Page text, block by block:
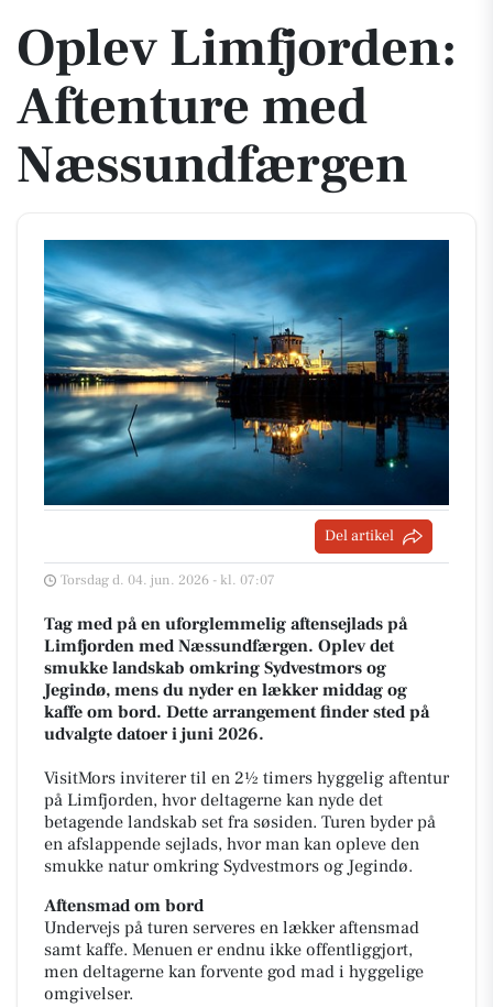
Oplev Limfjorden:
Aftenture med
Næssundfærgen
Del artikel
Torsdag d. 04. jun. 2026 - kl. 07:07
Tag med på en uforglemmelig aftensejlads på
Limfjorden med Næssundfærgen. Oplev det
smukke landskab omkring Sydvestmors og
Jegindø, mens du nyder en lækker middag og
kaffe om bord. Dette arrangement finder sted på
udvalgte datoer i juni 2026.
VisitMors inviterer til en 2½ timers hyggelig aftentur
på Limfjorden, hvor deltagerne kan nyde det
betagende landskab set fra søsiden. Turen byder på
en afslappende sejlads, hvor man kan opleve den
smukke natur omkring Sydvestmors og Jegindø.
Aftensmad om bord
Undervejs på turen serveres en lækker aftensmad
samt kaffe. Menuen er endnu ikke offentliggjort,
men deltagerne kan forvente god mad i hyggelige
omgivelser.